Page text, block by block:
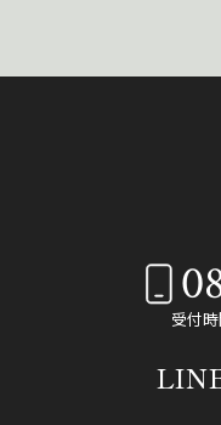
受付